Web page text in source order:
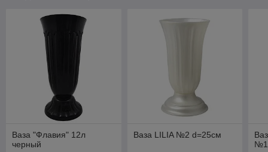
Ваза "Флавия" 12л
черный
Ваза LILIA №2 d=25см
№1